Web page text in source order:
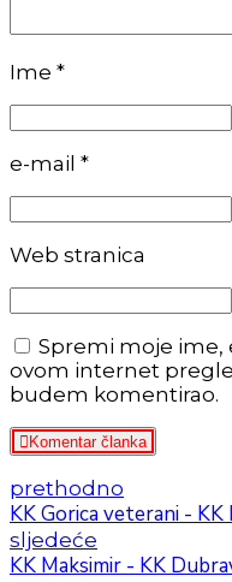
Ime *
e-mail *
Web stranica
Spremi moje ime,
ovom internet
budem komentirao.
Komentar članka
prethodno
KK Gorica veterani -
sljedeće
KK Maksimir - KK